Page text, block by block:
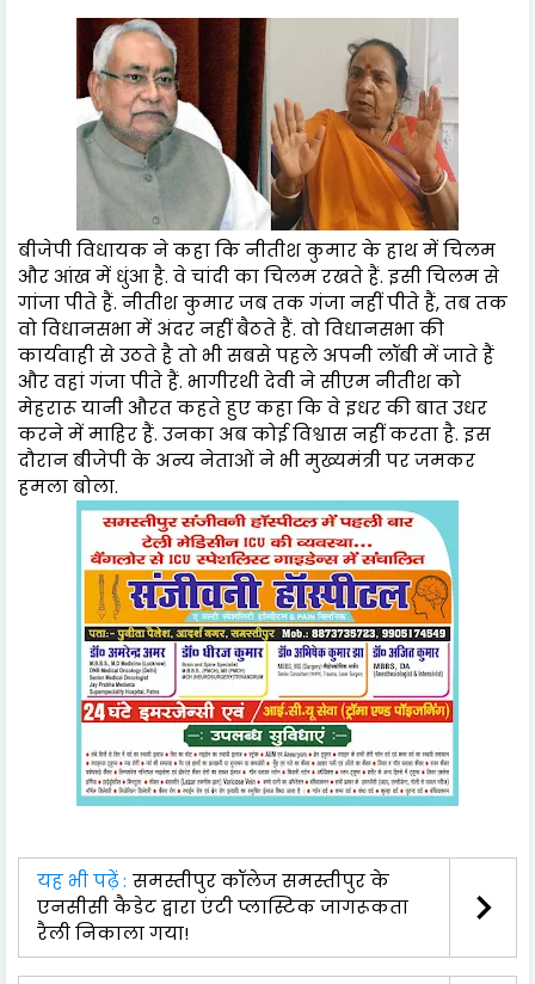
बीजेपी विधायक ने कहा कि नीतीश कुमार के हाथ में चिलम
और आंख में धुंआ है. वे चांदी का चिलम रखते हैं. इसी चिलम से
गांजा पीते हैं. नीतीश कुमार जब तक गंजा नहीं पीते हैं, तब तक
वो विधानसभा में अंदर नहीं बैठते हैं. वो विधानसभा की
कार्यवाही से उठते है तो भी सबसे पहले अपनी लॉबी में जाते हैं
और वहां गंजा पीते हैं. भागीरथी देवी ने सीएम नीतीश को
मेहरारू यानी औरत कहते हुए कहा कि वे इधर की बात उधर
करने में माहिर हैं. उनका अब कोई विश्वास नहीं करता है. इस
दौरान बीजेपी के अन्य नेताओं ने भी मुख्यमंत्री पर जमकर
हमला बोला.
यह भी पढ़ें : समस्तीपुर कॉलेज समस्तीपुर के
एनसीसी कैडेट द्वारा एंटी प्लास्टिक जागरूकता
रैली निकाला गया!